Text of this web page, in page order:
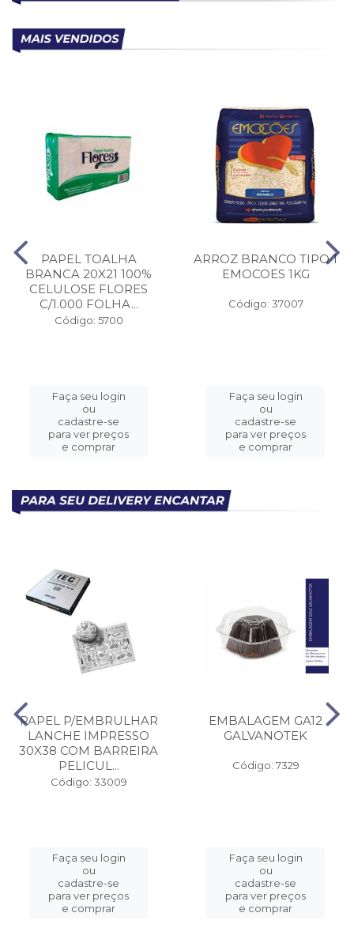
PAPEL TOALHA
BRANCA 20X21 100%
CELULOSE FLORES
C/1.000 FOLHA...
Código: 5700
Faça seu login
ou
cadastre-se
para ver preços
e comprar
ARROZ BRANCO TIPO 1
EMOCOES 1KG
Código: 37007
Faça seu login
ou
cadastre-se
para ver preços
e comprar
PAPEL P/EMBRULHAR
LANCHE IMPRESSO
30X38 COM BARREIRA
PELICUL...
Código: 33009
Faça seu login
ou
cadastre-se
para ver preços
e comprar
EMBALAGEM GA12
GALVANOTEK
Código: 7329
Faça seu login
ou
cadastre-se
para ver preços
e comprar